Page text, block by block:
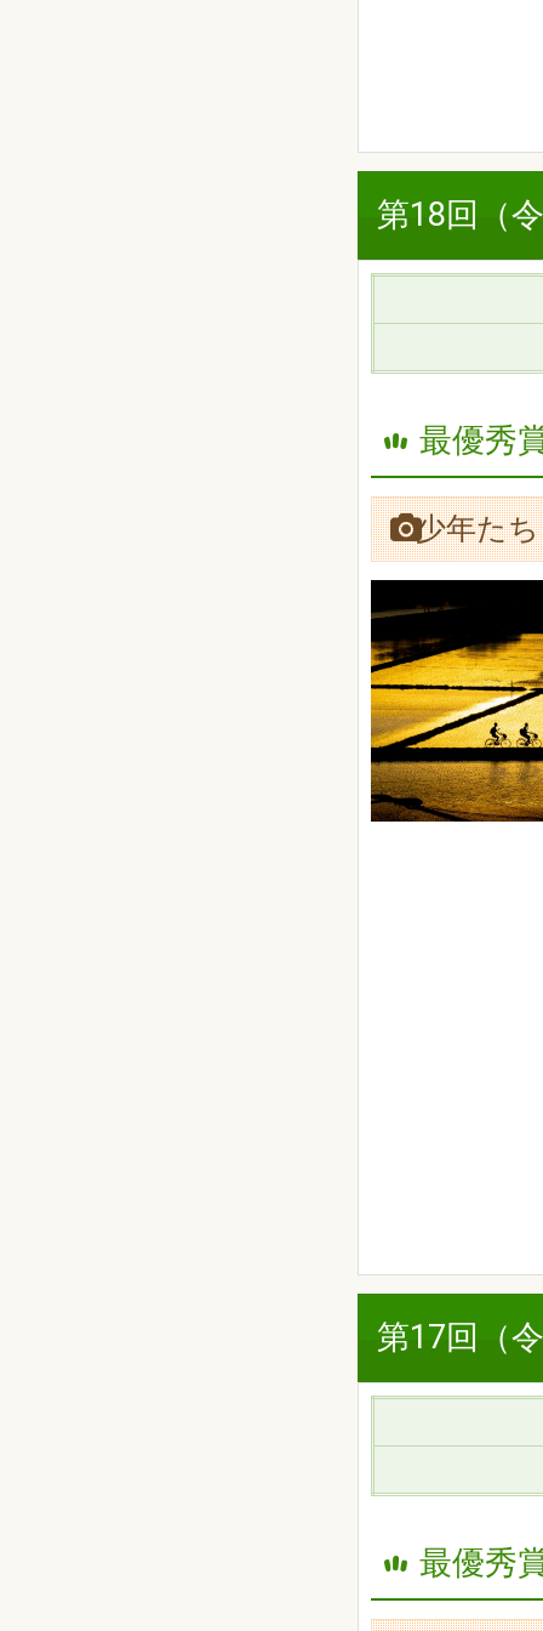
第18回（
最優秀
少年た
第17回（
最優秀